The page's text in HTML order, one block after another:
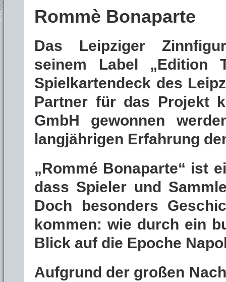
Rommè Bonaparte
Das Leipziger
seinem Label „Edition
Spielkartendeck des
Partner für das Projekt
GmbH gewonnen
langjährigen Erfahrung
„Rommé Bonaparte“ ist
dass Spieler und
Doch besonders
kommen: wie durch ein
Blick auf die Epoche
Aufgrund der großen